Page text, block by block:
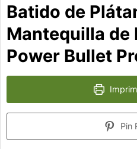
Batido de
Mantequilla de
Power Bullet
Pin